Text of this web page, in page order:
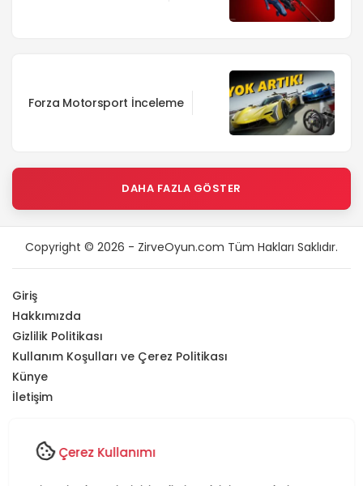
Forza Motorsport İnceleme
DAHA FAZLA GÖSTER
Copyright © 2026 - ZirveOyun.com Tüm Hakları Saklıdır.
Giriş
Hakkımızda
Gizlilik Politikası
Kullanım Koşulları ve Çerez Politikası
Künye
İletişim
izinsiz olarak kopyalanması, paylaşılması veya herhangi bir
şekilde kullanılmasıkesinlikle yasaktır
Çerez Kullanımı